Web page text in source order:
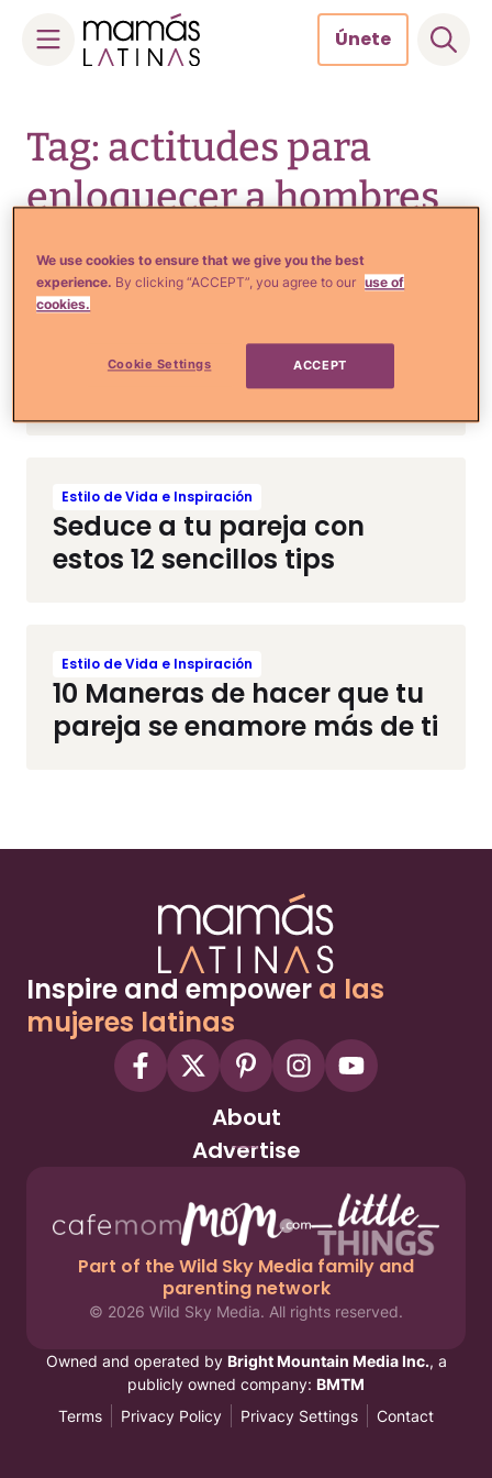
content
Únete
Tag: actitudes para
enloquecer a hombres
Estilo de Vida e Inspiración
8 Maneras de caminar que
debes evitar si no quieres
ser matapasiones
Estilo de Vida e Inspiración
Seduce a tu pareja con
estos 12 sencillos tips
Estilo de Vida e Inspiración
10 Maneras de hacer que tu
pareja se enamore más de ti
Inspire and empower a las
mujeres latinas
About
Advertise
Part of the Wild Sky Media family and
parenting network
© 2026 Wild Sky Media. All rights reserved.
Owned and operated by Bright Mountain Media Inc., a
publicly owned company: BMTM
Terms
Privacy Policy Privacy Settings Contact
We use cookies to ensure that we give you the best
experience. By clicking “ACCEPT”, you agree to our use of
cookies.
Cookie Settings ACCEPT